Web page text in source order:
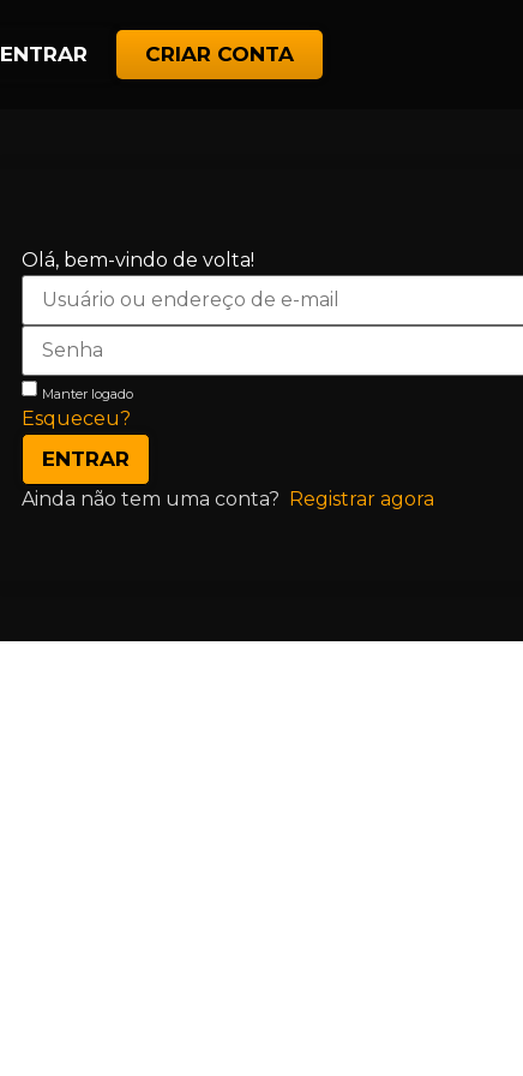
ENTRAR CRIAR CONTA
Olá, bem-vindo de volta!
Manter logado
Esqueceu?
ENTRAR
Ainda não tem uma conta? Registrar agora